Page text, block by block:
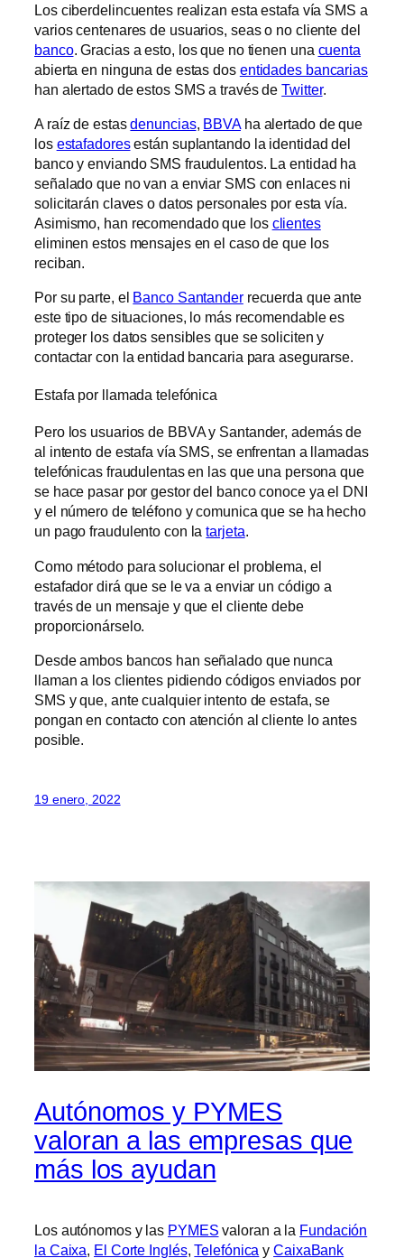
Los ciberdelincuentes realizan esta estafa vía SMS a
varios centenares de usuarios, seas o no cliente del
banco. Gracias a esto, los que no tienen una cuenta
abierta en ninguna de estas dos entidades bancarias
han alertado de estos SMS a través deTwitter.
A raíz de estasdenuncias, BBVAha alertado de que
los estafadoresestán suplantando la identidad del
banco y enviando SMS fraudulentos. La entidad ha
señalado que no van a enviar SMS con enlaces ni
solicitarán claves o datos personales por esta vía.
Asimismo, han recomendado que los clientes
eliminen estos mensajes en el caso de que los
reciban.
Por su parte, el Banco Santanderrecuerda que ante
este tipo de situaciones, lo más recomendable es
proteger los datos sensibles que se soliciten y
contactar con la entidad bancaria para asegurarse.
Estafa por llamada telefónica
Pero los usuarios de BBVA y Santander, además de
al intento de estafa vía SMS, se enfrentan a llamadas
telefónicas fraudulentas en las que una persona que
se hace pasar por gestor del banco conoce ya el DNI
y el número de teléfono y comunica que se ha hecho
un pago fraudulento con latarjeta.
Como método para solucionar el problema, el
estafador dirá que se le va a enviar un código a
través de un mensaje y que el cliente debe
proporcionárselo.
Desde ambos bancos han señalado que nunca
llaman a los clientes pidiendo códigos enviados por
SMS y que, ante cualquier intento de estafa, se
pongan en contacto con atención al cliente lo antes
posible.
19 enero, 2022
Autónomos y PYMES
valoran a las empresas que
más los ayudan
Los autónomos y las PYMES valoran a la Fundación
la Caixa, El Corte Inglés,Telefónica yCaixaBank